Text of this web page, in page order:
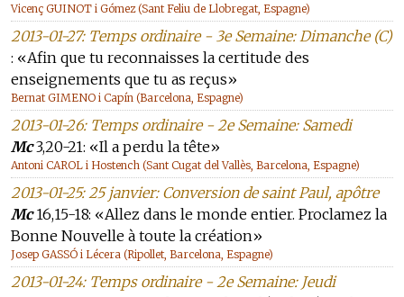
Vicenç GUINOT i Gómez (Sant Feliu de Llobregat, Espagne)
2013-01-27: Temps ordinaire - 3e Semaine: Dimanche (C)
: «Afin que tu reconnaisses la certitude des
enseignements que tu as reçus»
Bernat GIMENO i Capín (Barcelona, Espagne)
2013-01-26: Temps ordinaire - 2e Semaine: Samedi
Mc3,20-21: «Il a perdu la tête»
Antoni CAROL i Hostench (Sant Cugat del Vallès, Barcelona, Espagne)
2013-01-25: 25 janvier: Conversion de saint Paul, apôtre
Mc16,15-18: «Allez dans le monde entier. Proclamez la
Bonne Nouvelle à toute la création»
Josep GASSÓ i Lécera (Ripollet, Barcelona, Espagne)
2013-01-24: Temps ordinaire - 2e Semaine: Jeudi